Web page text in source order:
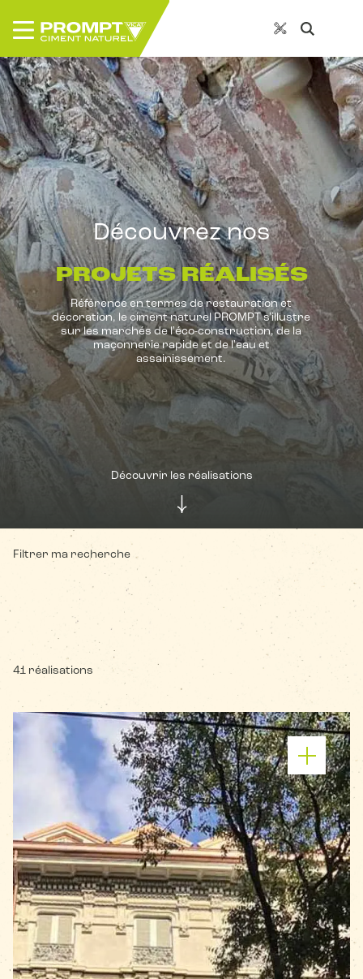
Découvrez nos
PROJETS RÉALISÉS
Référence en termes de restauration et
décoration, le ciment naturel PROMPT s'illustre
sur les marchés de l'éco-construction, de la
maçonnerie rapide et de l'eau et
assainissement.
Découvrir les réalisations
Filtrer ma recherche
41 réalisations